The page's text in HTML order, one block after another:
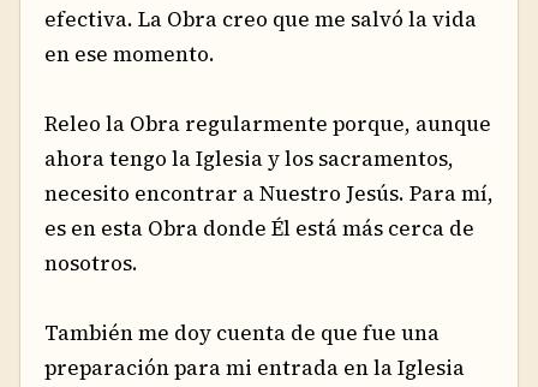
efectiva. La Obra creo que me salvó la vida
en ese momento.
Releo la Obra regularmente porque, aunque
ahora tengo la Iglesia y los sacramentos,
necesito encontrar a Nuestro Jesús. Para mí,
es en esta Obra donde Él está más cerca de
nosotros.
También me doy cuenta de que fue una
preparación para mi entrada en la Iglesia